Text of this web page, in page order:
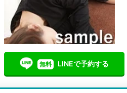
無料 LINEで予約する